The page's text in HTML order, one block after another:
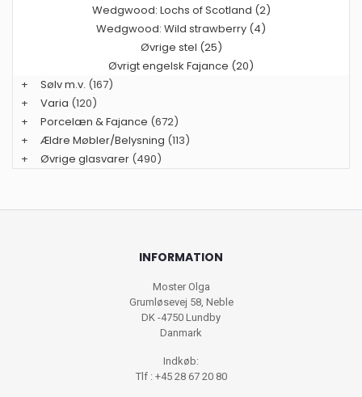
Wedgwood: Lochs of Scotland (2)
Wedgwood: Wild strawberry (4)
Øvrige stel (25)
Øvrigt engelsk Fajance (20)
+
Sølv m.v. (167)
+
Varia (120)
+
Porcelæn & Fajance (672)
+
Ældre Møbler/Belysning (113)
+
Øvrige glasvarer (490)
INFORMATION
Moster Olga
Grumløsevej 58, Neble
DK -4750 Lundby
Danmark
Indkøb:
Tlf : +45 28 67 20 80